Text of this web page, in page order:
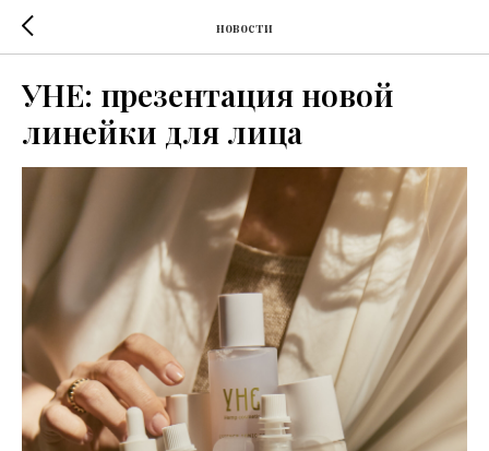
новости
УНЕ: презентация новой
линейки для лица